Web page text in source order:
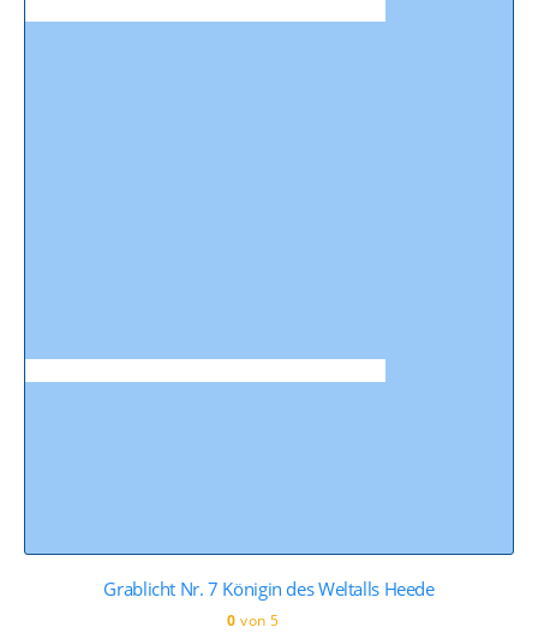
Grablicht Nr. 7 Königin des Weltalls Heede
0 von 5